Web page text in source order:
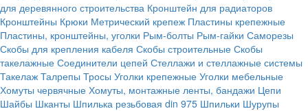
для деревянного строительства Кронштейн для радиаторов
Кронштейны Крюки Метрический крепеж Пластины крепежные
Пластины, кронштейны, уголки Рым-болты Рым-гайки Саморезы
Скобы для крепления кабеля Скобы строительные Скобы
такелажные Соединители цепей Стеллажи и стеллажные системы
Такелаж Талрепы Тросы Уголки крепежные Уголки мебельные
Хомуты червячные Хомуты, монтажные ленты, бандажи Цепи
Шайбы Шканты Шпилька резьбовая din 975 Шпильки Шурупы